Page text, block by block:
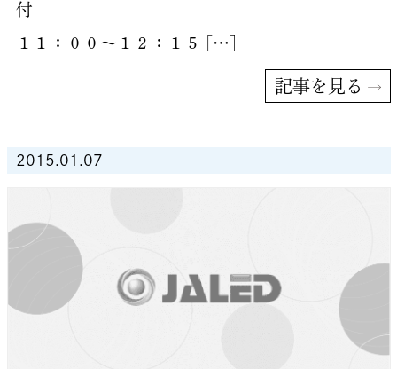
１１：００～１２：１５ […]
記事を見る
2015.01.07